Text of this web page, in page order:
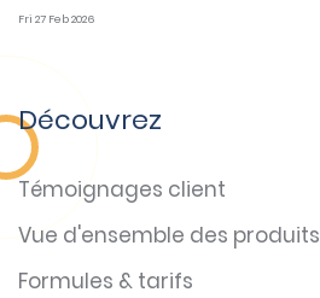
Fri 27 Feb 2026
Découvrez
Témoignages client
Vue d'ensemble des produits
Formules & tarifs